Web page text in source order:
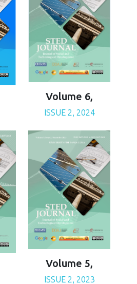
Volume 6,
ISSUE 2, 2024
Volume 5,
ISSUE 2, 2023